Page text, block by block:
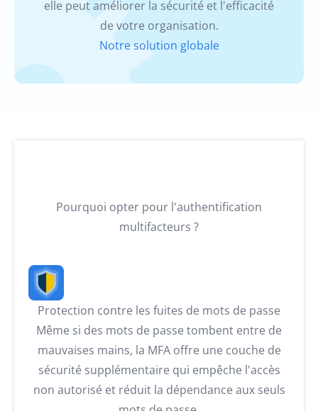
elle peut améliorer la sécurité et l'efficacité
de votre organisation.
Notre solution globale
Pourquoi opter pour l'authentification
multifacteurs ?
Protection contre les fuites de mots de passe
Même si des mots de passe tombent entre de
mauvaises mains, la MFA offre une couche de
sécurité supplémentaire qui empêche l'accès
non autorisé et réduit la dépendance aux seuls